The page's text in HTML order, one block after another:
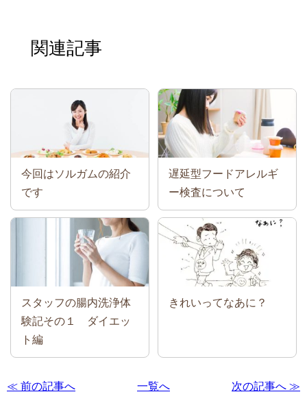
関連記事
今回はソルガムの紹介
です
遅延型フードアレルギ
ー検査について
スタッフの腸内洗浄体
験記その１ ダイエッ
ト編
きれいってなあに？
≪ 前の記事へ 一覧へ 次の記事へ ≫